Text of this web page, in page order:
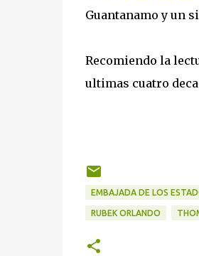
Guantanamo y un
Recomiendo la
ultimas cuatro
EMBAJADA DE LOS
RUBEK ORLANDO